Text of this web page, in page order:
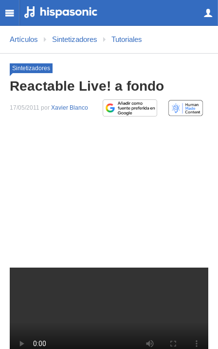
Artículos Sintetizadores Tutoriales
Sintetizadores
Reactable Live! a fondo
17/05/2011 por Xavier Blanco